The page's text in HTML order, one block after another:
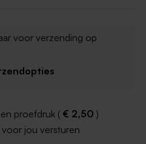
voor verzending op
proefdruk ( € 2,50 )
jou versturen